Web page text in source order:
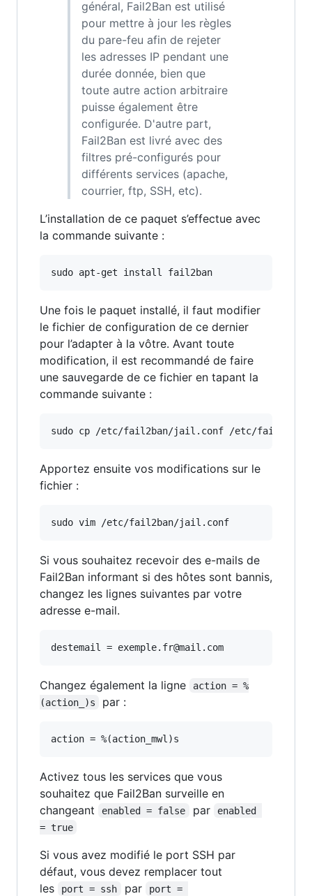
général, Fail2Ban est utilisé
pour mettre à jour les règles
du pare-feu afin de rejeter
les adresses IP pendant une
durée donnée, bien que
toute autre action arbitraire
puisse également être
configurée. D'autre part,
Fail2Ban est livré avec des
filtres pré-configurés pour
différents services (apache,
courrier, ftp, SSH, etc).
L’installation de ce paquet s’effectue avec
la commande suivante :
sudo apt-get install fail2ban
Une fois le paquet installé, il faut modifier
le fichier de configuration de ce dernier
pour l’adapter à la vôtre. Avant toute
modification, il est recommandé de faire
une sauvegarde de ce fichier en tapant la
commande suivante :
sudo cp /etc/fail2ban/jail.conf /etc/fail2ban/
Apportez ensuite vos modifications sur le
fichier :
sudo vim /etc/fail2ban/jail.conf
Si vous souhaitez recevoir des e-mails de
Fail2Ban informant si des hôtes sont bannis,
changez les lignes suivantes par votre
adresse e-mail.
destemail = exemple.fr@mail.com
Changez également la ligne
action = %
(action_)s
par :
action = %(action_mwl)s
Activez tous les services que vous
souhaitez que Fail2Ban surveille en
changeant
enabled = false par
enabled
= true
Si vous avez modifié le port SSH par
défaut, vous devez remplacer tout
les
port = ssh par
port =